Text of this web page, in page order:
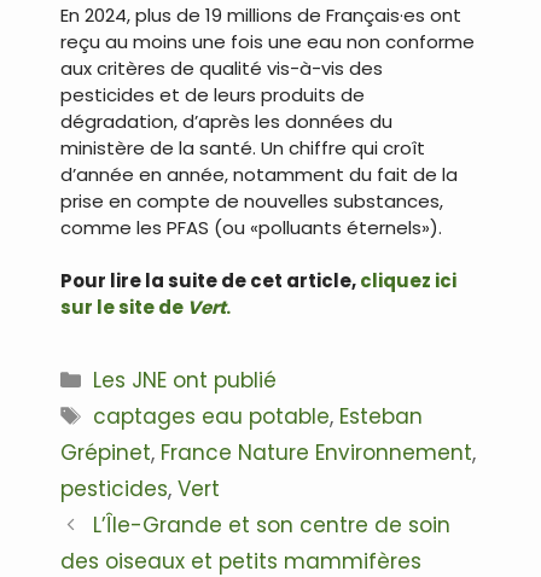
En 2024, plus de 19 millions de Français·es ont
reçu au moins une fois une eau non conforme
aux critères de qualité vis-à-vis des
pesticides et de leurs produits de
dégradation, d’après les données du
ministère de la santé. Un chiffre qui croît
d’année en année, notamment du fait de la
prise en compte de nouvelles substances,
comme les PFAS (ou «polluants éternels»).
Pour lire la suite de cet article,cliquez ici
sur le site de Vert.
Catégories
Les JNE ont publié
Étiquettes
captages eau potable, Esteban
Grépinet, France Nature Environnement,
pesticides, Vert
Navigation
des
L’Île-Grande et son centre de soin
des oiseaux et petits mammifères